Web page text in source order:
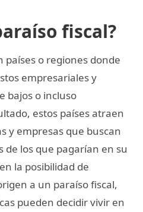
fiscal?
países o regiones donde
empresariales y
bajos o incluso
estos países atraen
y empresas que buscan
de los que pagarían en su
la posibilidad de
a un paraíso fiscal,
pueden decidir vivir en